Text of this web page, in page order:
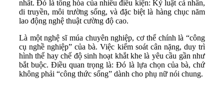
nhất. Đó là tổng hòa của nhiều điều kiện: Kỷ luật cá nhân,
di truyền, môi trường sống, và đặc biệt là hàng chục năm
lao động nghệ thuật cường độ cao.
Là một nghệ sĩ múa chuyên nghiệp, cơ thể chính là “công
cụ nghề nghiệp” của bà. Việc kiểm soát cân nặng, duy trì
hình thể hay chế độ sinh hoạt khắt khe là yêu cầu gần như
bắt buộc. Điều quan trọng là: Đó là lựa chọn của bà, chứ
không phải “công thức sống” dành cho phụ nữ nói chung.